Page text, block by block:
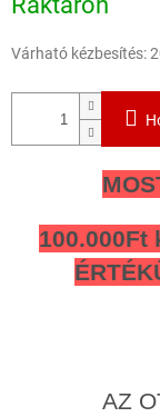
Várható kézbesítés:
100.000Ft
AZ